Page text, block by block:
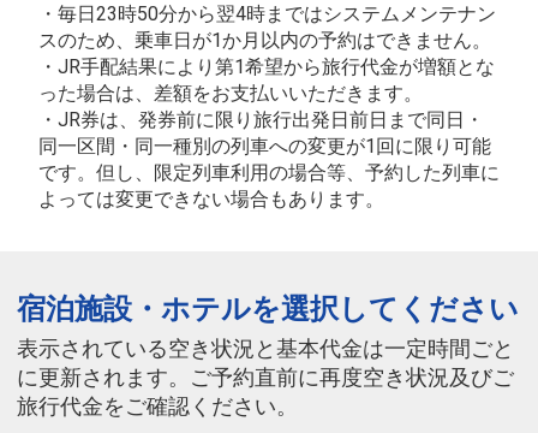
・毎日23時50分から翌4時まではシステムメンテナン
スのため、乗車日が1か月以内の予約はできません。
・JR手配結果により第1希望から旅行代金が増額とな
った場合は、差額をお支払いいただきます。
・JR券は、発券前に限り旅行出発日前日まで同日・
同一区間・同一種別の列車への変更が1回に限り可能
です。但し、限定列車利用の場合等、予約した列車に
よっては変更できない場合もあります。
宿泊施設・ホテルを選択してください
表示されている空き状況と基本代金は一定時間ごと
に更新されます。ご予約直前に再度空き状況及びご
旅行代金をご確認ください。